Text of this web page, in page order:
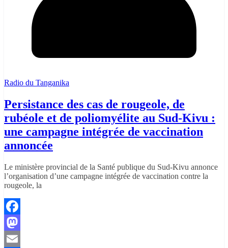
Radio du Tanganika
Persistance des cas de rougeole, de
rubéole et de poliomyélite au Sud-Kivu :
une campagne intégrée de vaccination
annoncée
Le ministère provincial de la Santé publique du Sud-Kivu annonce
l’organisation d’une campagne intégrée de vaccination contre la
rougeole, la
Facebook
Mastodon